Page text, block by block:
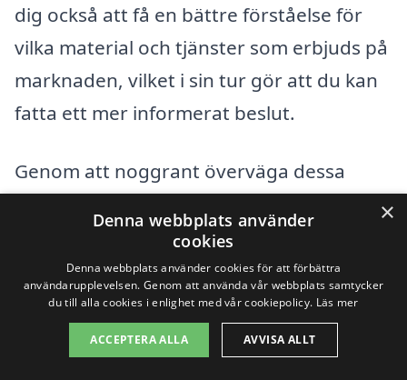
dig också att få en bättre förståelse för
vilka material och tjänster som erbjuds på
marknaden, vilket i sin tur gör att du kan
fatta ett mer informerat beslut.
Genom att noggrant överväga dessa
trapprenovering i Herstadberg och
säkerställa att du får den bästa möjliga
lösningen för dina behov. Tveka inte att
använda våra resurser för att hitta det
×
Denna webbplats använder
cookies
Denna webbplats använder cookies för att förbättra
användarupplevelsen. Genom att använda vår webbplats samtycker
du till alla cookies i enlighet med vår cookiepolicy. Läs mer
ACCEPTERA ALLA AVVISA ALLT